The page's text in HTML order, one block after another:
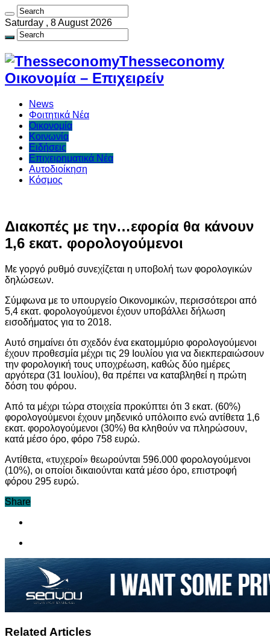
Saturday , 8 August 2026
Thesseconomy
Οικονομία – Επιχειρείν
News
Φοιτητικά Νέα
Οικονομία
Κοινωνία
Ειδήσεις
Επιχειρηματικά Νέα
Αυτοδιοίκηση
Κόσμος
Διακοπές με την…εφορία θα κάνουν
1,6 εκατ. φορολογούμενοι
Με γοργό ρυθμό συνεχίζεται η υποβολή των φορολογικών
δηλώσεων.
Σύμφωνα με το υπουργείο Οικονομικών, περισσότεροι από
5,4 εκατ. φορολογούμενοι έχουν υποβάλλει δήλωση
εισοδήματος για το 2018.
Αυτό σημαίνει ότι σχεδόν ένα εκατομμύριο φορολογούμενοι
έχουν προθεσμία μέχρι τις 29 Ιουλίου για να διεκπεραιώσουν
την φορολογική τους υποχρέωση, καθώς δύο ημέρες
αργότερα (31 Ιουλίου), θα πρέπει να καταβληθεί η πρώτη
δόση του φόρου.
Από τα μέχρι τώρα στοιχεία προκύπτει ότι 3 εκατ. (60%)
φορολογούμενοι έχουν μηδενικό υπόλοιπο ενώ αντίθετα 1,6
εκατ. φορολογούμενοι (30%) θα κληθούν να πληρώσουν,
κατά μέσο όρο, φόρο 758 ευρώ.
Αντίθετα, «τυχεροί» θεωρούνται 596.000 φορολογούμενοι
(10%), οι οποίοι δικαιούνται κατά μέσο όρο, επιστροφή
φόρου 295 ευρώ.
Share
Related Articles